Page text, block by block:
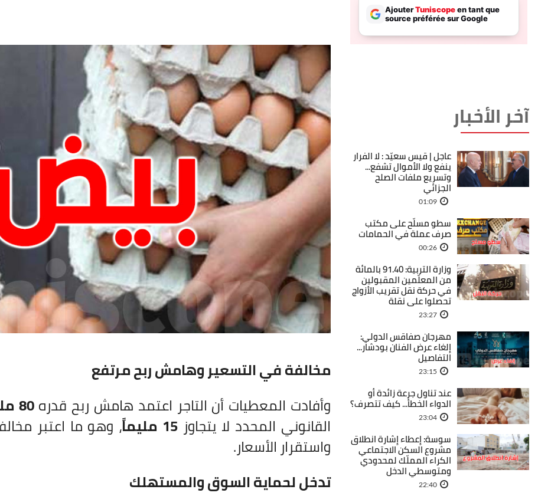
مخالفة في التسعير وهامش ربح مرتفع
وأفادت المعطيات أن التاجر اعتمد هامش ربح قدره80 مليماً للبيضة الواحدة
القانوني المحدد لا يتجاوز 15 مليماً ، وهو ما اعتبر
واستقرار الأسعار.
تدخل لحماية السوق والمستهلك
آخر الأخبار
عاجل | قيس سعيّد : لا الفرار
ينفع ولا الأموال تشفع...
وتسريع ملفات الصلح
الجزائي
01:09
سطو مسلّح على مكتب
صرف عملة في الحمامات
00:26
وزارة التربية: 91.40 بالمائة
من المعلّمين المقبولين
في حركة نقل تقريب الأزواج
تحصلوا على نقلة
23:27
مهرجان صفاقس الدولي:
إلغاء عرض الفنان بودشار...
التفاصيل
23:15
عند تناول جرعة زائدة أو
الدواء الخطأ... كيف تتصرف؟
23:04
سوسة: إعطاء إشارة انطلاق
مشروع السكن الاجتماعي
الكراء المملّك لمحدودي
ومتوسطي الدخل
22:40